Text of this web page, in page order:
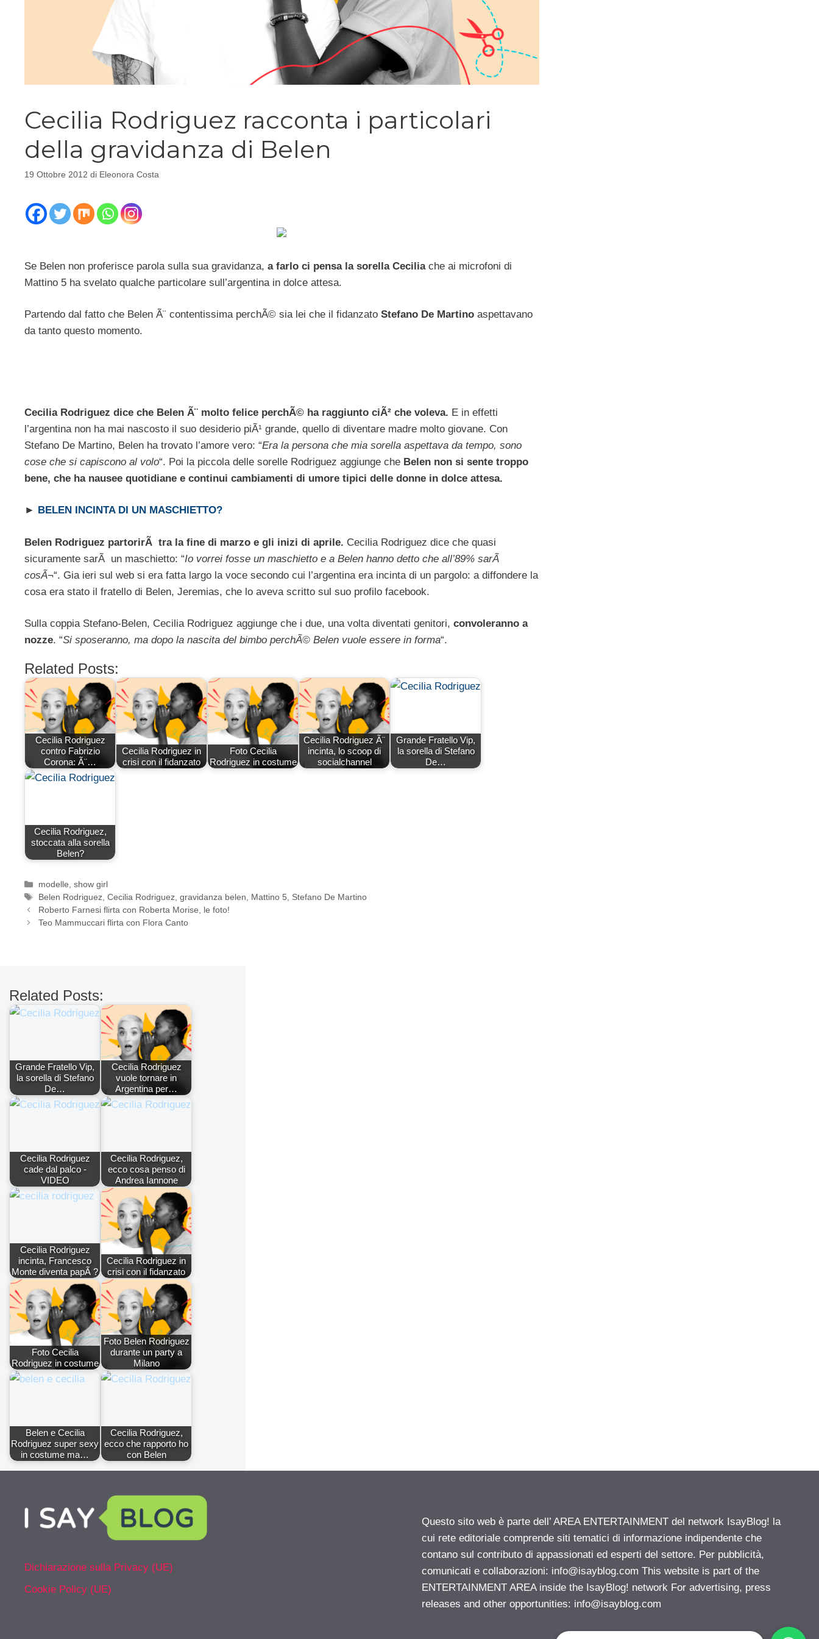
Cecilia Rodriguez racconta i particolari
della gravidanza di Belen
19 Ottobre 2012 di Eleonora Costa
Se Belen non proferisce parola sulla sua gravidanza, a farlo ci pensa la sorella Ceciliache ai microfoni di
Mattino 5 ha svelato qualche particolare sull’argentina in dolce attesa.
Partendo dal fatto che Belen Ã¨ contentissima perchÃ© sia lei che il fidanzato Stefano De Martino aspettavano
da tanto questo momento.
Cecilia Rodriguez dice che Belen Ã¨ molto felice perchÃ© ha raggiunto ciÃ² che voleva. E in effetti
l’argentina non ha mai nascosto il suo desiderio piÃ¹ grande, quello di diventare madre molto giovane. Con
Stefano De Martino, Belen ha trovato l’amore vero: “Era la persona che mia sorella aspettava da tempo, sono
cose che si capiscono al volo“. Poi la piccola delle sorelle Rodriguez aggiunge che Belen non si sente troppo
bene, che ha nausee quotidiane e continui cambiamenti di umore tipici delle donne in dolce attesa.
► BELEN INCINTA DI UN MASCHIETTO?
Belen Rodriguez partorirÃ tra la fine di marzo e gli inizi di aprile. Cecilia Rodriguez dice che quasi
sicuramente sarÃ un maschietto: “Io vorrei fosse un maschietto e a Belen hanno detto che all’89% sarÃ
cosÃ¬“. Gia ieri sul web si era fatta largo la voce secondo cui l’argentina era incinta di un pargolo: a diffondere la
cosa era stato il fratello di Belen, Jeremias, che lo aveva scritto sul suo profilo facebook.
Sulla coppia Stefano-Belen, Cecilia Rodriguez aggiunge che i due, una volta diventati genitori, convoleranno a
nozze. “Si sposeranno, ma dopo la nascita del bimbo perchÃ© Belen vuole essere in forma“.
Related Posts:
Cecilia Rodriguez
contro Fabrizio
Corona: Ã¨…
Cecilia Rodriguez in
crisi con il fidanzato
Foto Cecilia
Rodriguez in costume
Cecilia Rodriguez Ã¨
incinta, lo scoop di
socialchannel
Grande Fratello Vip,
la sorella di Stefano
De…
Cecilia Rodriguez,
stoccata alla sorella
Belen?
Categorie
modelle,show girl
Tag
Belen Rodriguez,Cecilia Rodriguez,gravidanza belen, Mattino 5, Stefano De Martino
Roberto Farnesi flirta con Roberta Morise, le foto!
Teo Mammuccari flirta con Flora Canto
Related Posts:
Grande Fratello Vip,
la sorella di Stefano
De…
Cecilia Rodriguez
vuole tornare in
Argentina per…
Cecilia Rodriguez
cade dal palco -
VIDEO
Cecilia Rodriguez,
ecco cosa penso di
Andrea Iannone
Cecilia Rodriguez
incinta, Francesco
Monte diventa papÃ ?
Cecilia Rodriguez in
crisi con il fidanzato
Foto Cecilia
Rodriguez in costume
Foto Belen Rodriguez
durante un party a
Milano
Belen e Cecilia
Rodriguez super sexy
in costume ma…
Cecilia Rodriguez,
ecco che rapporto ho
con Belen
Dichiarazione sulla Privacy (UE)
Cookie Policy (UE)
Questo sito web è parte dell’ AREA ENTERTAINMENT del network IsayBlog! la
cui rete editoriale comprende siti tematici di informazione indipendente che
contano sul contributo di appassionati ed esperti del settore. Per pubblicità,
comunicati e collaborazioni: info@isayblog.com This website is part of the
ENTERTAINMENT AREA inside the IsayBlog! network For advertising, press
releases and other opportunities: info@isayblog.com